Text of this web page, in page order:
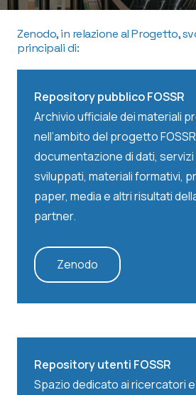
Zenodo, in relazione al Progetto,
principali di:
Repository pubblico FOSSR
Archivio ufficiale dei materiali
nell’ambito del progetto
documentazione di dati,
sviluppati, materiali formativi,
paper, media e altri risultati
partner.
Zenodo
Repository utenti FOSSR
Spazio dedicato ai ricercatori